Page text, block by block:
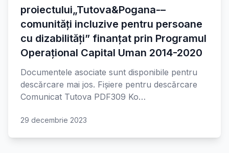
proiectului„Tutova&Pogana-–
comunități incluzive pentru persoane
cu dizabilități” finanțat prin Programul
Operațional Capital Uman 2014-2020
Documentele asociate sunt disponibile pentru
descărcare mai jos. Fișiere pentru descărcare
Comunicat Tutova PDF309 Ko…
29 decembrie 2023